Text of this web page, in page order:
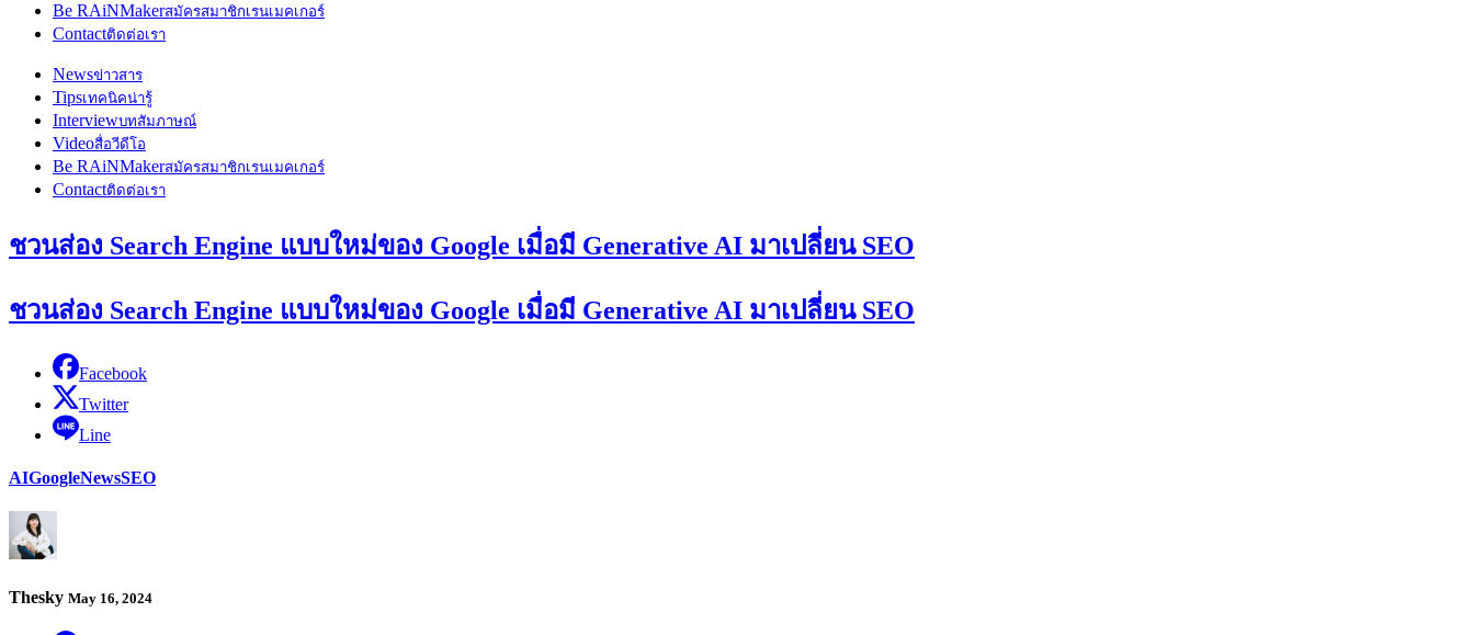
Be RAiNMakerสมัครสมาชิกเรนเมคเกอร์
Contactติดต่อเรา
Newsข่าวสาร
Tipsเทคนิคน่ารู้
Interviewบทสัมภาษณ์
Videoสื่อวีดีโอ
Be RAiNMakerสมัครสมาชิกเรนเมคเกอร์
Contactติดต่อเรา
ชวนส่อง Search Engine แบบใหม่ของ Google เมื่อมี Generative AI มาเปลี่ยน SEO
ชวนส่อง Search Engine แบบใหม่ของ Google เมื่อมี Generative AI มาเปลี่ยน SEO
Facebook
Twitter
Line
AIGoogleNewsSEO
Thesky May 16, 2024